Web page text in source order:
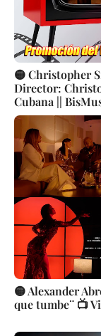
🟡 Christopher
Director:
Cubana ||
🟡 Alexander
que tumbe¨ 📺